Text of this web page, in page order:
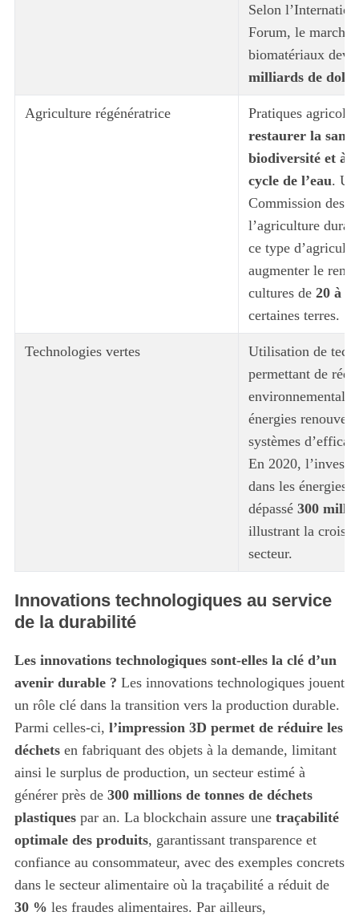
Selon
Forum, le marché
biomatériaux
milliards de
Agriculture régénératrice
Pratiques
restaurer la
biodiversité et à
cycle de l’eau.
Commission des
l’agriculture
ce type
augmenter le
cultures de 20 à
certaines terres.
Technologies vertes
Utilisation de
permettant de
environnemental,
énergies
systèmes
En 2020,
dans les énergies
dépassé 300
illustrant la
secteur.
Innovations technologiques au service
de la durabilité
Les innovations technologiques sont-elles la clé d’un
avenir durable ? Les innovations technologiques jouent
un rôle clé dans la transition vers la production durable.
Parmi celles-ci, l’impression 3D permet de réduire les
déchetsen fabriquant des objets à la demande, limitant
ainsi le surplus de production, un secteur estimé à
générer près de 300 millions de tonnes de déchets
plastiquespar an. La blockchain assure une traçabilité
optimale des produits, garantissant transparence et
confiance au consommateur, avec des exemples concrets
dans le secteur alimentaire où la traçabilité a réduit de
30 % les fraudes alimentaires. Par ailleurs,